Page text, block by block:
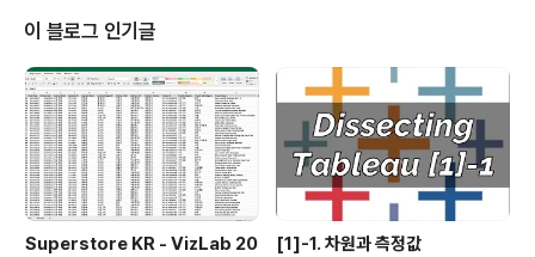
(태블로가 한국어를 잘 인식하긴 하지만 계산된 필드를 만
드는 것은 확실히 영문이 조금 더 나은 것 같습니다) 추후
파일이 업데이트 되는 부분이 있으면 본 포스트에 그 내용
을 기록해두어 트래킹할 수 있도록 하겠습니다 2019.11.2
0 Superstore KR - VizLab 2019 최초 배포 2020.0
1.02 Super..
이 블로그 인기글
Superstore KR - VizLab 20
[1]-1. 차원과 측정값